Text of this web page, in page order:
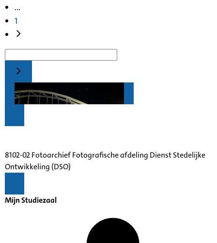
...
1
8102-02 Fotoarchief Fotografische afdeling Dienst Stedelijke
Ontwikkeling (DSO)
Mijn Studiezaal